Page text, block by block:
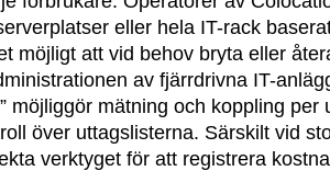
eller hela IT-rack
möjligt att vid behov bryta eller
av fjärrdrivna IT-
möjliggör mätning och koppling per
över uttagslisterna. Särskilt vid
verktyget för att registrera